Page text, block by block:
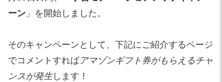
ーン 」を開始しました。
そのキャンペーンとして、下記にご紹介するページ
でコメントすればアマゾンギフト券がもらえるチャ
ンスが発生します！